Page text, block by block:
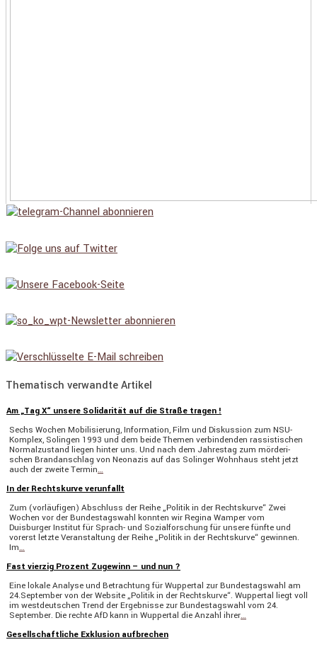
Thematisch verwandte Artikel
Am „Tag X“ unsere Solidarität auf die Straße tragen !
Sechs Wochen Mobili­sie­rung, Infor­ma­tion, Film und Diskus­sion zum NSU-
Komplex, Solingen 1993 und dem beide Themen verbin­denden rassis­ti­schen
Normal­zu­stand liegen hinter uns. Und nach dem Jahrestag zum mörde­ri­
schen Brand­an­schlag von Neonazis auf das Solinger Wohnhaus steht jetzt
auch der zweite Termin…
In der Rechtskurve verunfallt
Zum (vorläu­figen) Abschluss der Reihe „Politik in der Rechts­kurve“ Zwei
Wochen vor der Bundes­tags­wahl konnten wir Regina Wamper vom
Duisburger Institut für Sprach- und Sozial­for­schung für unsere fünfte und
vorerst letzte Veran­stal­tung der Reihe „Politik in der Rechts­kurve“ gewinnen.
Im…
Fast vierzig Prozent Zugewinn – und nun ?
Eine lokale Analyse und Betrach­tung für Wuppertal zur Bundes­tags­wahl am
24.September von der Website „Politik in der Rechts­kurve“. Wuppertal liegt voll
im westdeut­schen Trend der Ergeb­nisse zur Bundes­tags­wahl vom 24.
September. Die rechte AfD kann in Wuppertal die Anzahl ihrer…
Gesellschaftliche Exklusion aufbrechen